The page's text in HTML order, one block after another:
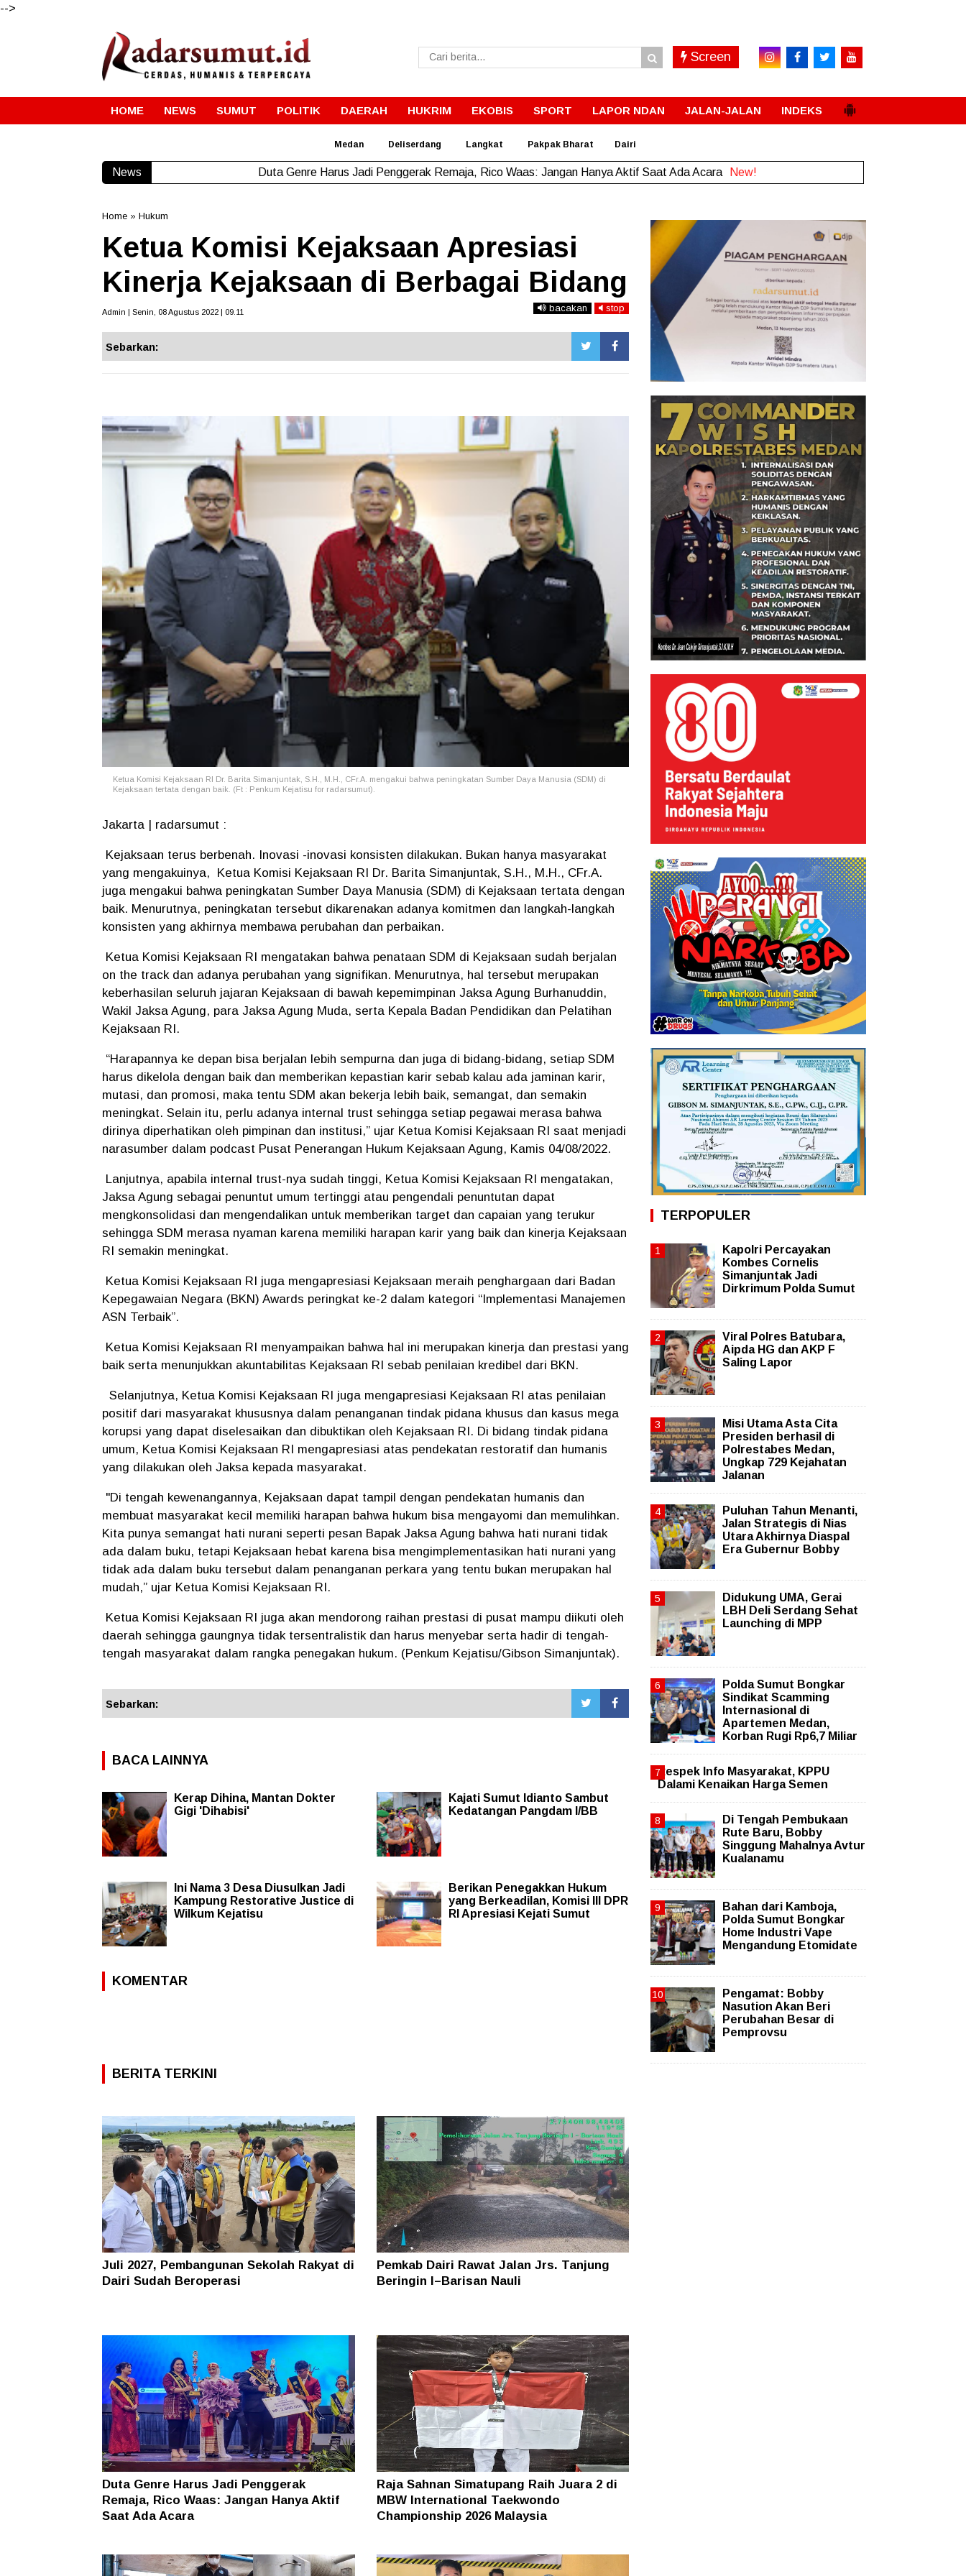
-->
Screen
HOME NEWS SUMUT POLITIK DAERAH HUKRIM EKOBIS SPORT LAPOR NDAN JALAN-JALAN INDEKS
Medan Deliserdang Langkat Pakpak Bharat Dairi
News Raja Sahnan Simatupang Raih Juara 2 di MBW International Taekwondo Championship 2026 Malaysia New!
Home » Hukum
Ketua Komisi Kejaksaan Apresiasi
Kinerja Kejaksaan di Berbagai Bidang
Admin | Senin, 08 Agustus 2022 | 09.11 bacakan stop
Sebarkan:
Ketua Komisi Kejaksaan RI Dr. Barita Simanjuntak, S.H., M.H., CFr.A. mengakui bahwa peningkatan Sumber Daya Manusia (SDM) di
Kejaksaan tertata dengan baik. (Ft : Penkum Kejatisu for radarsumut).
Jakarta | radarsumut :
Kejaksaan terus berbenah. Inovasi -inovasi konsisten dilakukan. Bukan hanya masyarakat
yang mengakuinya, Ketua Komisi Kejaksaan RI Dr. Barita Simanjuntak, S.H., M.H., CFr.A.
juga mengakui bahwa peningkatan Sumber Daya Manusia (SDM) di Kejaksaan tertata dengan
baik. Menurutnya, peningkatan tersebut dikarenakan adanya komitmen dan langkah-langkah
konsisten yang akhirnya membawa perubahan dan perbaikan.
Ketua Komisi Kejaksaan RI mengatakan bahwa penataan SDM di Kejaksaan sudah berjalan
on the track dan adanya perubahan yang signifikan. Menurutnya, hal tersebut merupakan
keberhasilan seluruh jajaran Kejaksaan di bawah kepemimpinan Jaksa Agung Burhanuddin,
Wakil Jaksa Agung, para Jaksa Agung Muda, serta Kepala Badan Pendidikan dan Pelatihan
Kejaksaan RI.
“Harapannya ke depan bisa berjalan lebih sempurna dan juga di bidang-bidang, setiap SDM
harus dikelola dengan baik dan memberikan kepastian karir sebab kalau ada jaminan karir,
mutasi, dan promosi, maka tentu SDM akan bekerja lebih baik, semangat, dan semakin
meningkat. Selain itu, perlu adanya internal trust sehingga setiap pegawai merasa bahwa
dirinya diperhatikan oleh pimpinan dan institusi,” ujar Ketua Komisi Kejaksaan RI saat menjadi
narasumber dalam podcast Pusat Penerangan Hukum Kejaksaan Agung, Kamis 04/08/2022.
Lanjutnya, apabila internal trust-nya sudah tinggi, Ketua Komisi Kejaksaan RI mengatakan,
Jaksa Agung sebagai penuntut umum tertinggi atau pengendali penuntutan dapat
mengkonsolidasi dan mengendalikan untuk memberikan target dan capaian yang terukur
sehingga SDM merasa nyaman karena memiliki harapan karir yang baik dan kinerja Kejaksaan
RI semakin meningkat.
Ketua Komisi Kejaksaan RI juga mengapresiasi Kejaksaan meraih penghargaan dari Badan
Kepegawaian Negara (BKN) Awards peringkat ke-2 dalam kategori “Implementasi Manajemen
ASN Terbaik”.
Ketua Komisi Kejaksaan RI menyampaikan bahwa hal ini merupakan kinerja dan prestasi yang
baik serta menunjukkan akuntabilitas Kejaksaan RI sebab penilaian kredibel dari BKN.
Selanjutnya, Ketua Komisi Kejaksaan RI juga mengapresiasi Kejaksaan RI atas penilaian
positif dari masyarakat khususnya dalam penanganan tindak pidana khusus dan kasus mega
korupsi yang dapat diselesaikan dan dibuktikan oleh Kejaksaan RI. Di bidang tindak pidana
umum, Ketua Komisi Kejaksaan RI mengapresiasi atas pendekatan restoratif dan humanis
yang dilakukan oleh Jaksa kepada masyarakat.
"Di tengah kewenangannya, Kejaksaan dapat tampil dengan pendekatan humanis dan
membuat masyarakat kecil memiliki harapan bahwa hukum bisa mengayomi dan memulihkan.
Kita punya semangat hati nurani seperti pesan Bapak Jaksa Agung bahwa hati nurani tidak
ada dalam buku, tetapi Kejaksaan hebat karena bisa mengimplementasikan hati nurani yang
tidak ada dalam buku tersebut dalam penanganan perkara yang tentu bukan merupakan hal
mudah,” ujar Ketua Komisi Kejaksaan RI.
Ketua Komisi Kejaksaan RI juga akan mendorong raihan prestasi di pusat mampu diikuti oleh
daerah sehingga gaungnya tidak tersentralistik dan harus menyebar serta hadir di tengah-
tengah masyarakat dalam rangka penegakan hukum. (Penkum Kejatisu/Gibson Simanjuntak).
Sebarkan:
BACA LAINNYA
Kerap Dihina, Mantan Dokter
Gigi 'Dihabisi'
Kajati Sumut Idianto Sambut
Kedatangan Pangdam I/BB
Ini Nama 3 Desa Diusulkan Jadi
Kampung Restorative Justice di
Wilkum Kejatisu
Berikan Penegakkan Hukum
yang Berkeadilan, Komisi III DPR
RI Apresiasi Kejati Sumut
KOMENTAR
BERITA TERKINI
Juli 2027, Pembangunan Sekolah Rakyat di
Dairi Sudah Beroperasi
Pemkab Dairi Rawat Jalan Jrs. Tanjung
Beringin I–Barisan Nauli
Duta Genre Harus Jadi Penggerak
Remaja, Rico Waas: Jangan Hanya Aktif
Saat Ada Acara
Raja Sahnan Simatupang Raih Juara 2 di
MBW International Taekwondo
Championship 2026 Malaysia
TERPOPULER
Kapolri Percayakan
Kombes Cornelis
Simanjuntak Jadi
Dirkrimum Polda Sumut
Viral Polres Batubara,
Aipda HG dan AKP F
Saling Lapor
Misi Utama Asta Cita
Presiden berhasil di
Polrestabes Medan,
Ungkap 729 Kejahatan
Jalanan
Puluhan Tahun Menanti,
Jalan Strategis di Nias
Utara Akhirnya Diaspal
Era Gubernur Bobby
Didukung UMA, Gerai
LBH Deli Serdang Sehat
Launching di MPP
Polda Sumut Bongkar
Sindikat Scamming
Internasional di
Apartemen Medan,
Korban Rugi Rp6,7 Miliar
Respek Info Masyarakat, KPPU
Dalami Kenaikan Harga Semen
Di Tengah Pembukaan
Rute Baru, Bobby
Singgung Mahalnya Avtur
Kualanamu
Bahan dari Kamboja,
Polda Sumut Bongkar
Home Industri Vape
Mengandung Etomidate
Pengamat: Bobby
Nasution Akan Beri
Perubahan Besar di
Pemprovsu